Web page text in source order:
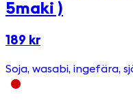
5maki )
189 kr
Soja, wasabi, ingefära,